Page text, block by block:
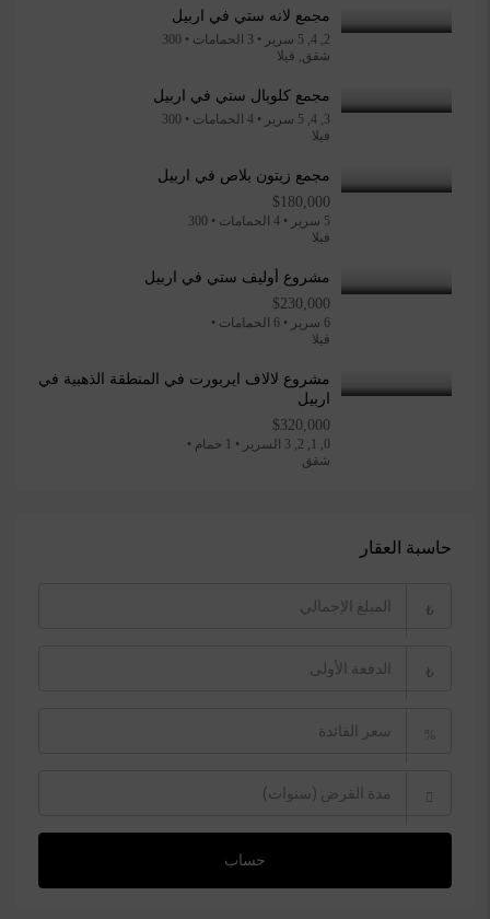
مجمع لانه ستي في اربيل
2, 4, 5 سرير • 3 الحمامات • 300
شقق, فيلا
مجمع كلوبال ستي في اربيل
3, 4, 5 سرير • 4 الحمامات • 300
فيلا
مجمع زيتون بلاص في اربيل
$180,000
5 سرير • 4 الحمامات • 300
فيلا
مشروع أوليف ستي في اربيل
$230,000
6 سرير • 6 الحمامات •
فيلا
مشروع لالاف ايربورت في المنطقة الذهبية في
اربيل
$320,000
0, 1, 2, 3 السرير • 1 حمام •
شقق
حاسبة العقار
₺
₺
%
حساب